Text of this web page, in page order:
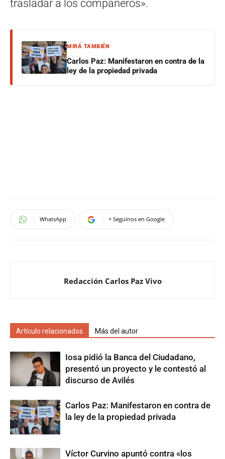
trasladar a los compañeros».
MIRÁ TAMBIÉN
Carlos Paz: Manifestaron en contra de la
ley de la propiedad privada
WhatsApp + Seguinos en Google
Redacción Carlos Paz Vivo
Artículo relacionados Más del autor
Iosa pidió la Banca del Ciudadano,
presentó un proyecto y le contestó al
discurso de Avilés
Carlos Paz: Manifestaron en contra de
la ley de la propiedad privada
Víctor Curvino apuntó contra «los